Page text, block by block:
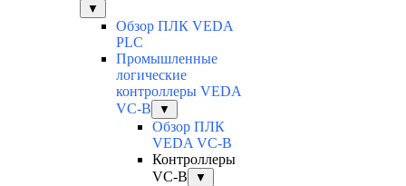
▼
Обзор ПЛК VEDA
PLC
Промышленные
логические
контроллеры VEDA
VC-B
▼
Обзор ПЛК
VEDA VC-B
Контроллеры
VC-B
▼